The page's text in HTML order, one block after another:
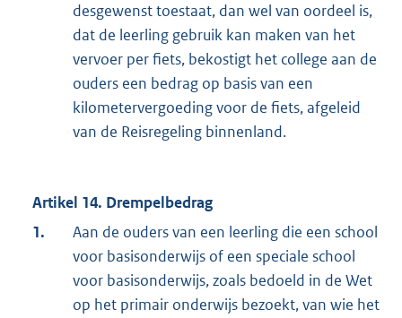
desgewenst toestaat, dan wel van oordeel is,
dat de leerling gebruik kan maken van het
vervoer per fiets, bekostigt het college aan de
ouders een bedrag op basis van een
kilometervergoeding voor de fiets, afgeleid
van de Reisregeling binnenland.
Artikel 14. Drempelbedrag
1.
Aan de ouders van een leerling die een school
voor basisonderwijs of een speciale school
voor basisonderwijs, zoals bedoeld in de Wet
op het primair onderwijs bezoekt, van wie het